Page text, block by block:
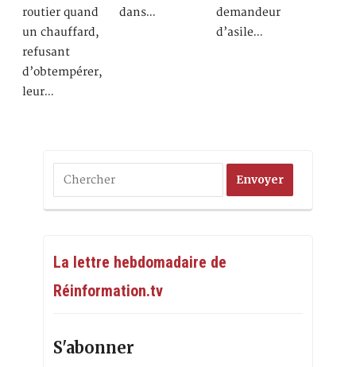
routier quand
un chauffard,
refusant
d’obtempérer,
leur…
dans…
demandeur
d’asile…
La lettre hebdomadaire de
Réinformation.tv
S'abonner